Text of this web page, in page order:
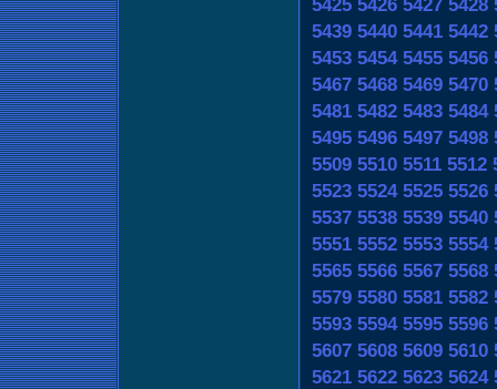
5425 5426 5427 5428
5439 5440 5441 5442
5453 5454 5455 5456
5467 5468 5469 5470
5481 5482 5483 5484
5495 5496 5497 5498
5509 5510 5511 5512
5523 5524 5525 5526
5537 5538 5539 5540
5551 5552 5553 5554
5565 5566 5567 5568
5579 5580 5581 5582
5593 5594 5595 5596
5607 5608 5609 5610
5621 5622 5623 5624